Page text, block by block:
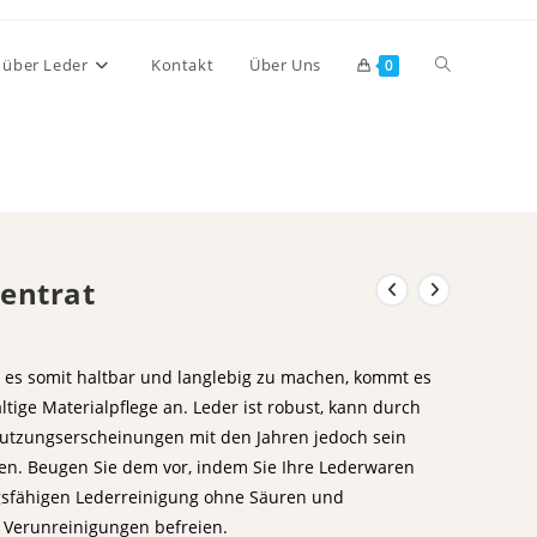
über Leder Kontakt Über Uns 0 Website-
somit haltbar und langlebig zu machen, kommt es
Materialpflege an. Leder ist robust, kann durch
mit den Jahren jedoch sein
Beugen Sie dem vor, indem Sie Ihre Lederwaren
Lederreinigung ohne Säuren und
befreien.